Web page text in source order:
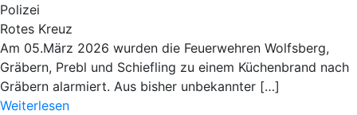
Polizei
Rotes Kreuz
Am 05.März 2026 wurden die Feuerwehren Wolfsberg,
Gräbern, Prebl und Schiefling zu einem Küchenbrand nach
Gräbern alarmiert. Aus bisher unbekannter […]
Weiterlesen